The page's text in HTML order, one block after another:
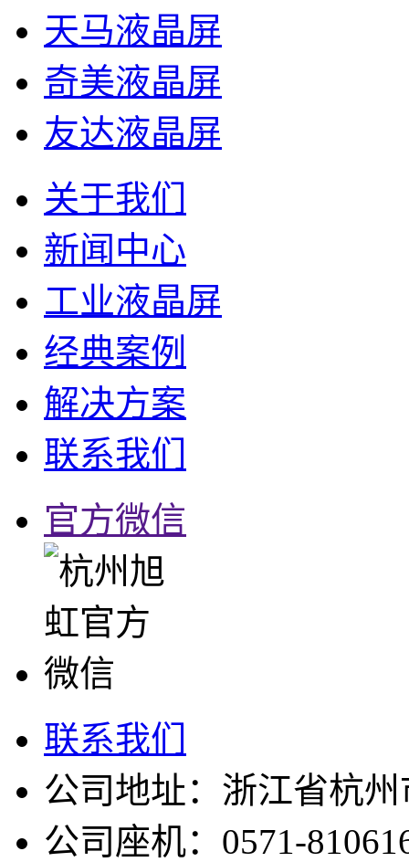
天马液晶屏
奇美液晶屏
友达液晶屏
关于我们
新闻中心
工业液晶屏
经典案例
解决方案
联系我们
官方微信
联系我们
公司地址：浙江省杭
公司座机：0571-